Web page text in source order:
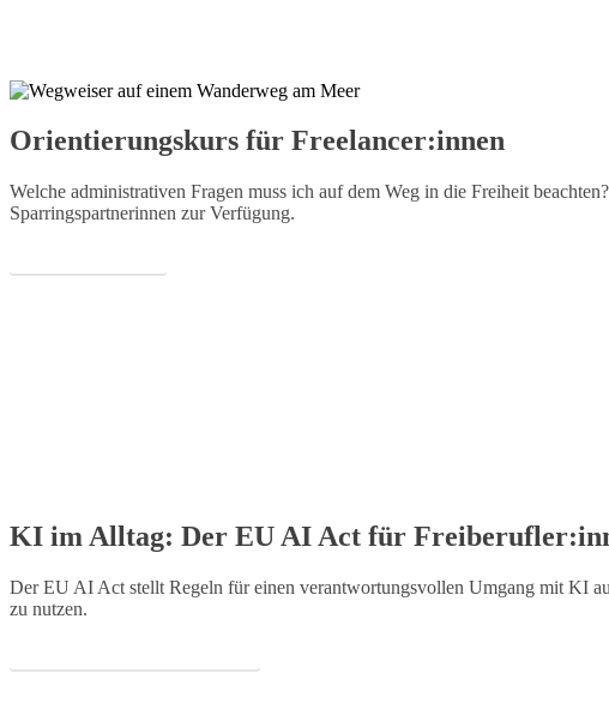
Orientierungskurs für Freelancer:innen
Welche administrativen Fragen muss ich auf dem Weg in die Freiheit
Sparringspartnerinnen zur Verfügung.
KI im Alltag: Der EU AI Act für
Der EU AI Act stellt Regeln für einen verantwortungsvollen Umgang mit KI
zu nutzen.